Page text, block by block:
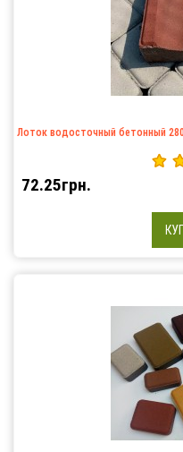
Лоток водосточный бетонный
72.25грн.